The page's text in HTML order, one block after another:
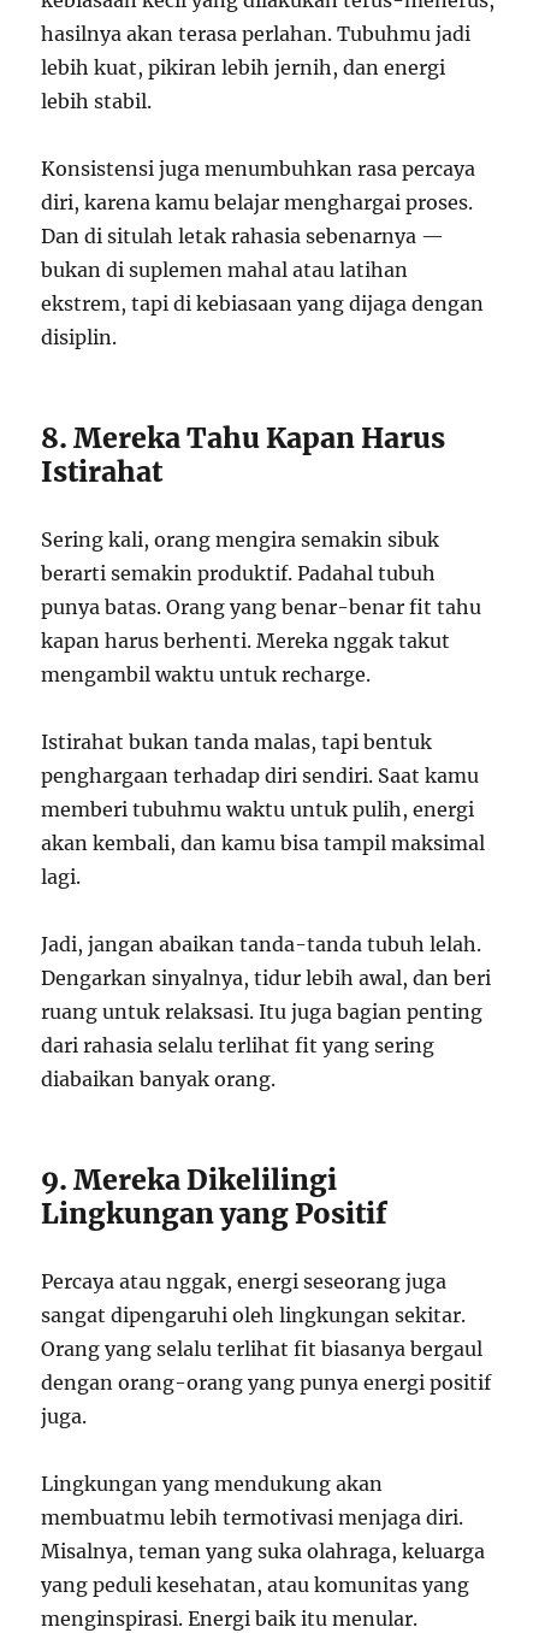
hasilnya akan terasa perlahan. Tubuhmu jadi
lebih kuat, pikiran lebih jernih, dan energi
lebih stabil.
Konsistensi juga menumbuhkan rasa percaya
diri, karena kamu belajar menghargai proses.
Dan di situlah letak rahasia sebenarnya —
bukan di suplemen mahal atau latihan
ekstrem, tapi di kebiasaan yang dijaga dengan
disiplin.
8. Mereka Tahu Kapan Harus
Istirahat
Sering kali, orang mengira semakin sibuk
berarti semakin produktif. Padahal tubuh
punya batas. Orang yang benar-benar fit tahu
kapan harus berhenti. Mereka nggak takut
mengambil waktu untuk recharge.
Istirahat bukan tanda malas, tapi bentuk
penghargaan terhadap diri sendiri. Saat kamu
memberi tubuhmu waktu untuk pulih, energi
akan kembali, dan kamu bisa tampil maksimal
lagi.
Jadi, jangan abaikan tanda-tanda tubuh lelah.
Dengarkan sinyalnya, tidur lebih awal, dan beri
ruang untuk relaksasi. Itu juga bagian penting
dari rahasia selalu terlihat fit yang sering
diabaikan banyak orang.
9. Mereka Dikelilingi
Lingkungan yang Positif
Percaya atau nggak, energi seseorang juga
sangat dipengaruhi oleh lingkungan sekitar.
Orang yang selalu terlihat fit biasanya bergaul
dengan orang-orang yang punya energi positif
juga.
Lingkungan yang mendukung akan
membuatmu lebih termotivasi menjaga diri.
Misalnya, teman yang suka olahraga, keluarga
yang peduli kesehatan, atau komunitas yang
menginspirasi. Energi baik itu menular.